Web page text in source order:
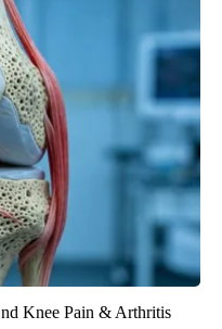
Knee Pain & Arthritis